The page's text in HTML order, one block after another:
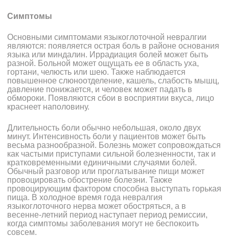
Симптомы
Основными симптомами языкоглоточной невралгии
являются: появляется острая боль в районе основания
языка или миндалин. Иррадиация болей может быть
разной. Больной может ощущать ее в область уха,
гортани, челюсть или шею. Также наблюдается
повышенное слюноотделение, кашель, слабость мышц,
давление понижается, и человек может падать в
обмороки. Появляются сбои в восприятии вкуса, лицо
краснеет наполовину.
Длительность боли обычно небольшая, около двух
минут. Интенсивность боли у пациентов может быть
весьма разнообразной. Болезнь может сопровождаться
как частыми приступами сильной болезненности, так и
кратковременными единичными случаями болей.
Обычный разговор или проглатывание пищи может
провоцировать обострение болезни. Также
провоцирующим фактором способна выступать горькая
пища. В холодное время года невралгия
языкоглоточного нерва может обостряться, а в
весенне-летний период наступает период ремиссии,
когда симптомы заболевания могут не беспокоить
совсем.